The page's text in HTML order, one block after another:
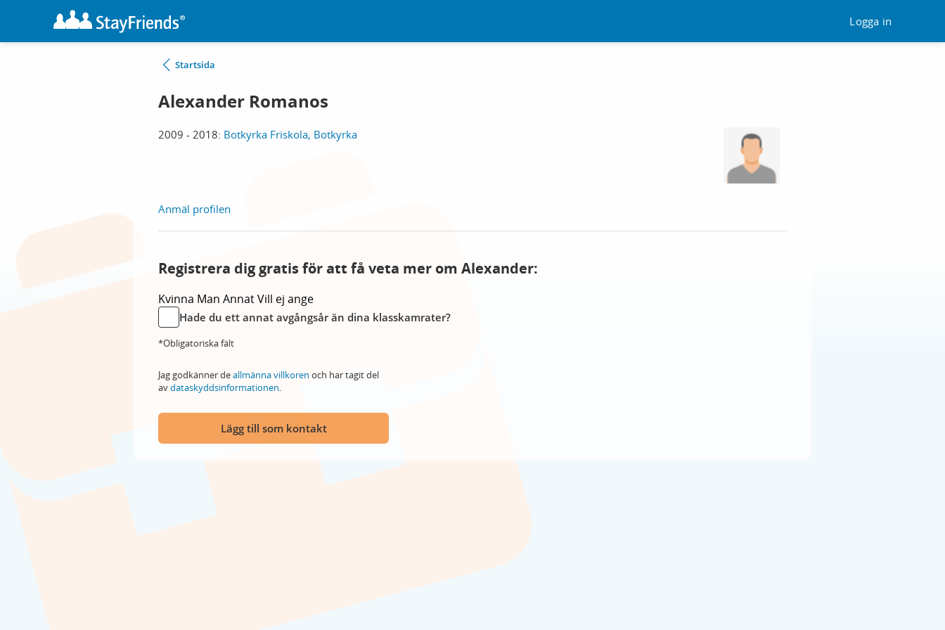
Logga in
Startsida
Alexander Romanos
2009 - 2018: Botkyrka Friskola, Botkyrka
Anmäl profilen
Registrera dig gratis för att få veta mer om Alexander:
Kvinna Man AnnatVill ej ange
Hade du ett annat avgångsår än dina klasskamrater?
*Obligatoriska fält
Jag godkänner deallmänna villkoren och har tagit del
avdataskyddsinformationen.
Lägg till som kontakt